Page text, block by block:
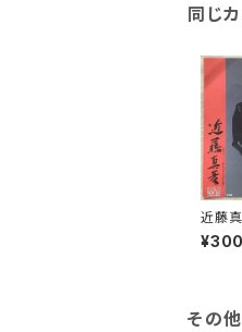
同じ
近藤
¥300
その